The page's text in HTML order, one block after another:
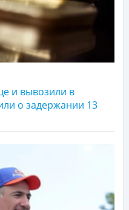
и вывозили в
о задержании 13